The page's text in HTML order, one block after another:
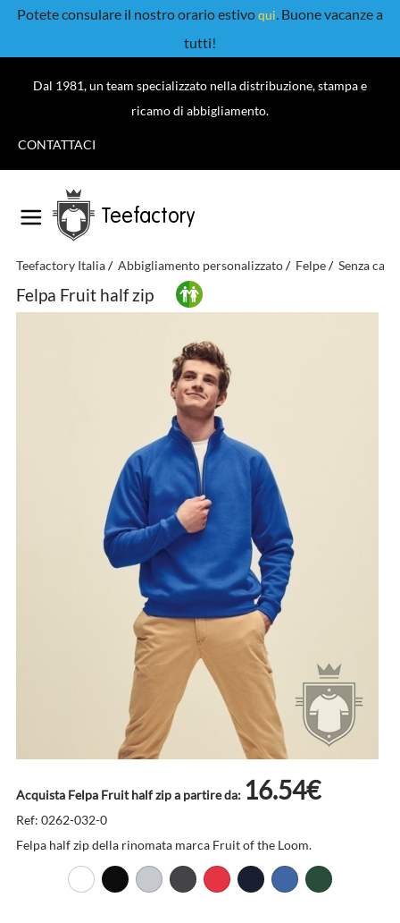
Potete consulare il nostro orario estivoqui. Buone vacanze a
tutti!
Dal 1981, un team specializzato nella distribuzione, stampa e
ricamo di abbigliamento.
CONTATTACI
Teefactory
Teefactory Italia Abbigliamento personalizzato Felpe Senza
Felpa Fruit half zip
Acquista Felpa Fruit half zip a partire da: 16.54€
Ref: 0262-032-0
Felpa half zip della rinomata marca Fruit of the Loom.